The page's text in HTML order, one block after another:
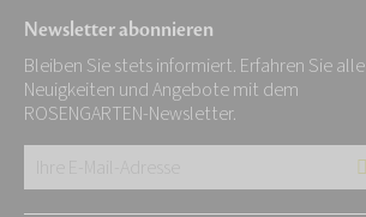
Newsletter abonnieren
Bleiben Sie stets informiert. Erfahren Sie alle
Neuigkeiten und Angebote mit dem
ROSENGARTEN-Newsletter.
E-